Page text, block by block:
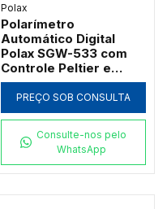
Polax
Polarímetro
Automático Digital
Polax SGW-533 com
Controle Peltier e
Qualificação GMP
PREÇO SOB CONSULTA
Consulte-nos pelo
WhatsApp